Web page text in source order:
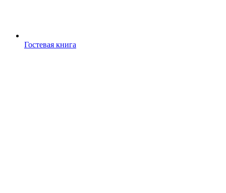
Гостевая книга